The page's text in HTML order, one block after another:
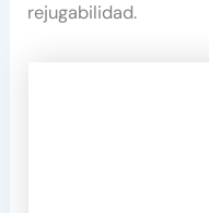
rejugabilidad.